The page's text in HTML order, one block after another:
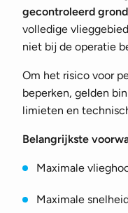
gecontroleerd
volledige
niet bij de operatie
Om het risico voor
beperken, gelden
limieten en
Belangrijkste
Maximale
Maximale